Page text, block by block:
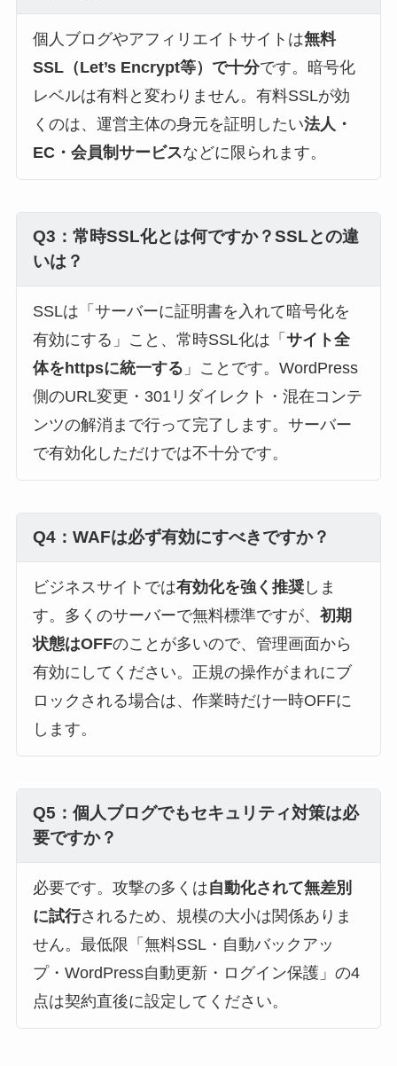
個人ブログやアフィリエイトサイトは無料
SSL（Let’s Encrypt等）で十分です。暗号化
レベルは有料と変わりません。有料SSLが効
くのは、運営主体の身元を証明したい法人・
EC・会員制サービスなどに限られます。
Q3：常時SSL化とは何ですか？SSLとの違
いは？
SSLは「サーバーに証明書を入れて暗号化を
有効にする」こと、常時SSL化は「 サイト全
体をhttpsに統一する 」ことです。WordPress
側のURL変更・301リダイレクト・混在コンテ
ンツの解消まで行って完了します。サーバー
で有効化しただけでは不十分です。
Q4：WAFは必ず有効にすべきですか？
ビジネスサイトでは有効化を強く推奨しま
す。多くのサーバーで無料標準ですが、 初期
状態はOFFのことが多いので、管理画面から
有効にしてください。正規の操作がまれにブ
ロックされる場合は、作業時だけ一時OFFに
します。
Q5：個人ブログでもセキュリティ対策は必
要ですか？
必要です。攻撃の多くは自動化されて無差別
に試行されるため、規模の大小は関係ありま
せん。最低限「無料SSL・自動バックアッ
プ・WordPress自動更新・ログイン保護」の4
点は契約直後に設定してください。